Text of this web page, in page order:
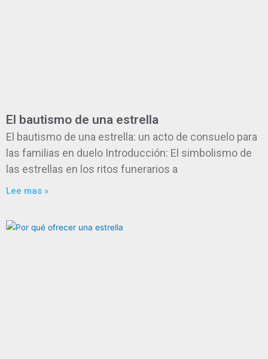
El bautismo de una estrella
El bautismo de una estrella: un acto de consuelo para
las familias en duelo Introducción: El simbolismo de
las estrellas en los ritos funerarios a
Lee mas »